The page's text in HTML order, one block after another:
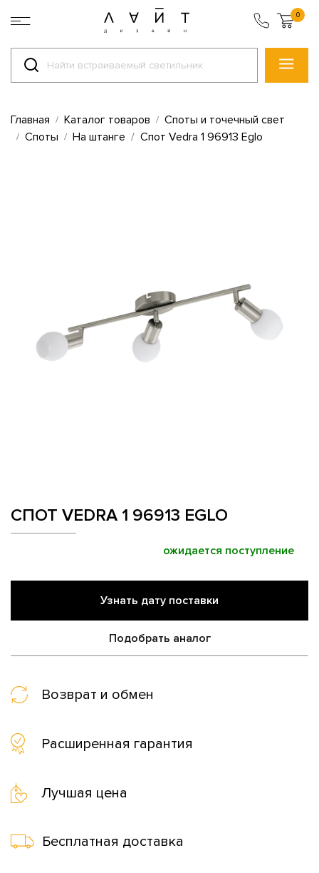
0
Главная Каталог товаров
Споты и точечный свет
Споты
На штанге Спот Vedra 1 96913 Eglo
СПОТ VEDRA 1 96913 EGLO
ожидается поступление
Узнать дату поставки
Подобрать аналог
Возврат и обмен
Расширенная гарантия
Лучшая цена
Бесплатная доставка